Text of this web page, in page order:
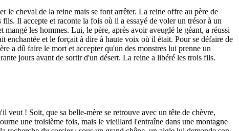
cheval de la reine mais se font arrêter. La reine offre au père de
Il accepte et raconte la fois où il a essayé de voler un trésor à un
mangé les hommes. Lui, le père, après avoir aveuglé le géant, a réussi
enchantée et le forçait à dire à haute voix où il était. Pour se défaire de
a dû faire le mort et accepter qu'un des monstres lui prenne un
jours avant de sortir d'un désert. La reine a libéré les trois fils.
! Soit, que sa belle-mère se retrouve avec un tête de chèvre,
une troisième fois, mais le vieillard l'entraîne dans une montagne